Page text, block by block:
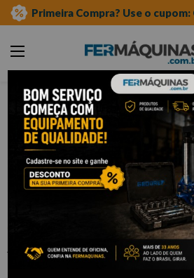
Primeira Compra? Use o cupom:
ferramentas manuais
alicate de bico
Alicate Bico Meia Cana
Brasfort